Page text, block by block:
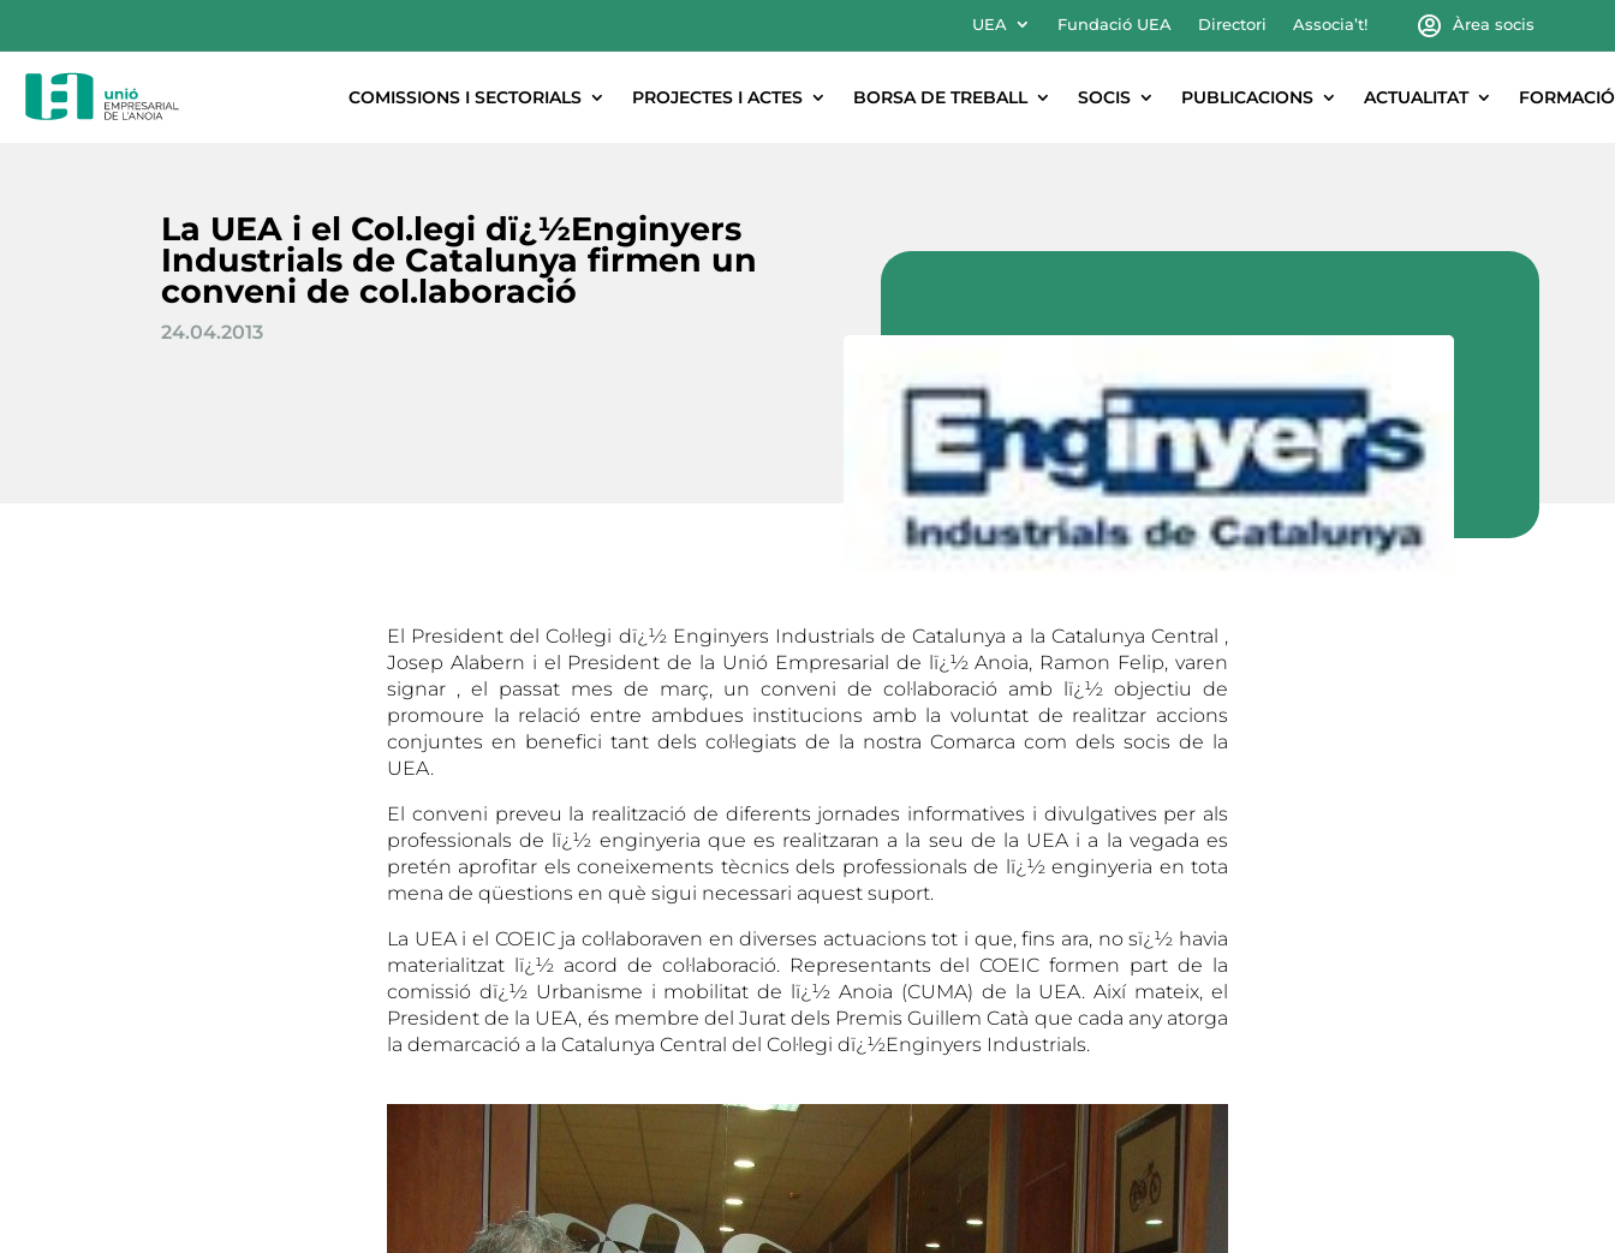
UEA Fundació UEA Directori Associa’t! Àrea socis
COMISSIONS I SECTORIALS PROJECTES I ACTES BORSA DE TREBALL SOCIS PUBLICACIONS ACTUALITAT FORMACIÓ
La UEA i el Col.legi dï¿½Enginyers
Industrials de Catalunya firmen un
conveni de col.laboració
24.04.2013
El President del Col·legi dï¿½ Enginyers Industrials de Catalunya a la Catalunya Central ,
Josep Alabern i el President de la Unió Empresarial de lï¿½ Anoia, Ramon Felip, varen
signar , el passat mes de març, un conveni de col·laboració amb lï¿½ objectiu de
promoure la relació entre ambdues institucions amb la voluntat de realitzar accions
conjuntes en benefici tant dels col·legiats de la nostra Comarca com dels socis de la
UEA.
El conveni preveu la realització de diferents jornades informatives i divulgatives per als
professionals de lï¿½ enginyeria que es realitzaran a la seu de la UEA i a la vegada es
pretén aprofitar els coneixements tècnics dels professionals de lï¿½ enginyeria en tota
mena de qüestions en què sigui necessari aquest suport.
La UEA i el COEIC ja col·laboraven en diverses actuacions tot i que, fins ara, no sï¿½ havia
materialitzat lï¿½ acord de col·laboració. Representants del COEIC formen part de la
comissió dï¿½ Urbanisme i mobilitat de lï¿½ Anoia (CUMA) de la UEA. Així mateix, el
President de la UEA, és membre del Jurat dels Premis Guillem Catà que cada any atorga
la demarcació a la Catalunya Central del Col·legi dï¿½Enginyers Industrials.